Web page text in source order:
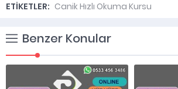
ETİKETLER: Canik Hızlı Okuma Kursu
Benzer Konular